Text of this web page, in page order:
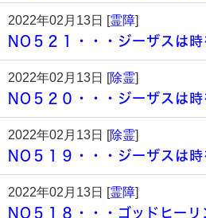
2022年02月13日 [霊障]
NO５２１・・・ジーザスは時
2022年02月13日 [除霊]
NO５２０・・・ジーザスは時
2022年02月13日 [除霊]
NO５１９・・・ジーザスは時
2022年02月13日 [霊障]
NO５１８・・・ゴッドヒー